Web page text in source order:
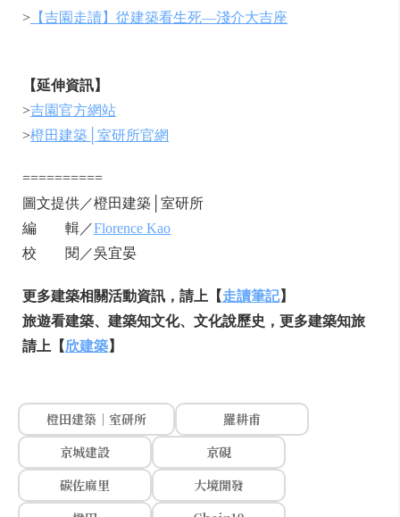
> 【吉園走讀】從建築看生死—淺介大吉座
【延伸資訊】
>吉園官方網站
>橙田建築│室研所官網
==========
圖文提供／橙田建築│室研所
編 輯／Florence Kao
校 閱／吳宜晏
更多建築相關活動資訊，請上【走讀筆記】
旅遊看建築、建築知文化、文化說歷史，更多建築知旅
請上【欣建築】
橙田建築│室研所
羅耕甫
京城建設
京硯
碳佐麻里
大境開發